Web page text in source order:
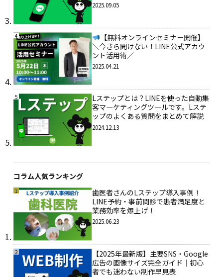
2025.09.05
4
【無料オンラインセミナー開催】
＼今さら聞けない！LINE公式アカウ
ント活用術／
2025.04.21
5
Lステップとは？LINEを使った自動集
客マーケティングツールです。Lステ
ップのよくある質問をまとめて解説
2024.12.13
コラム人気ランキング
1
歯医者さんのLステップ導入事例！
LINE予約・事前問診で患者満足度と
業務効率を爆上げ！
2025.06.23
2
【2025年最新版】主要SNS・Google
広告の画像サイズ完全ガイド｜初心
者でも迷わない制作早見表